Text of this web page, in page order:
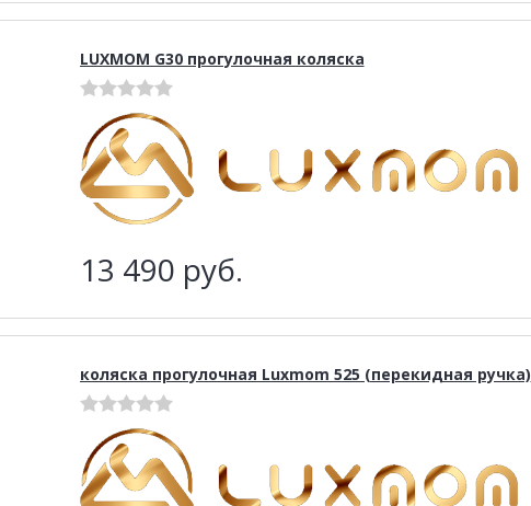
LUXMOM G30 прогулочная коляска
13 490 руб.
коляска прогулочная Luxmom 525 (перекидная ручка)